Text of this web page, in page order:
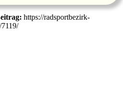
https://radsportbezirk-